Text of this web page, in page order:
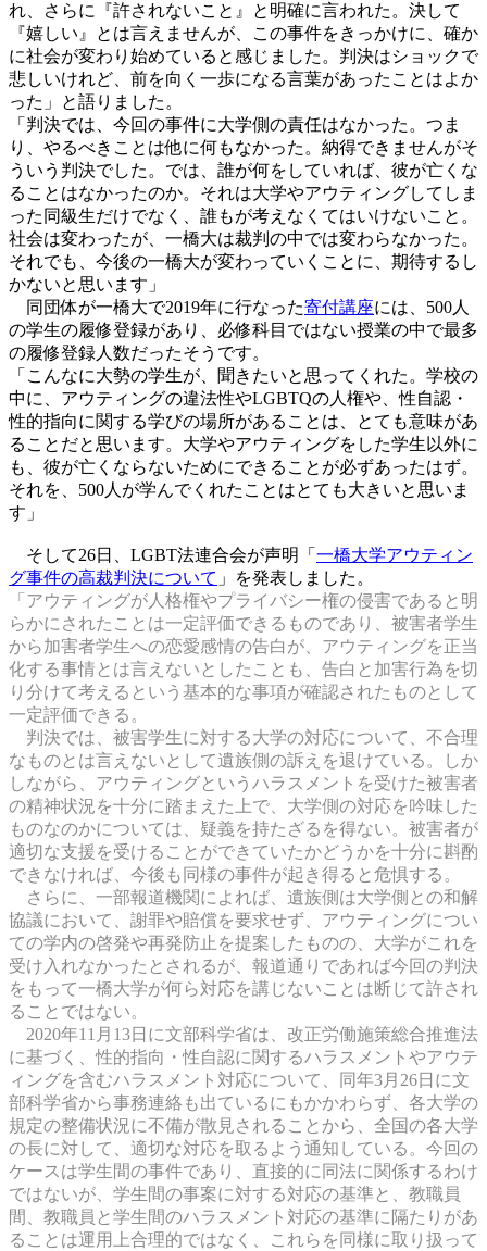
れ、さらに『許されないこと』と明確に言われた。決して
『嬉しい』とは言えませんが、この事件をきっかけに、確か
に社会が変わり始めていると感じました。判決はショックで
悲しいけれど、前を向く一歩になる言葉があったことはよか
った」と語りました。
「判決では、今回の事件に大学側の責任はなかった。つま
り、やるべきことは他に何もなかった。納得できませんがそ
ういう判決でした。では、誰が何をしていれば、彼が亡くな
ることはなかったのか。それは大学やアウティングしてしま
った同級生だけでなく、誰もが考えなくてはいけないこと。
社会は変わったが、一橋大は裁判の中では変わらなかった。
それでも、今後の一橋大が変わっていくことに、期待するし
かないと思います」
同団体が一橋大で2019年に行なった寄付講座には、500人
の学生の履修登録があり、必修科目ではない授業の中で最多
の履修登録人数だったそうです。
「こんなに大勢の学生が、聞きたいと思ってくれた。学校の
中に、アウティングの違法性やLGBTQの人権や、性自認・
性的指向に関する学びの場所があることは、とても意味があ
ることだと思います。大学やアウティングをした学生以外に
も、彼が亡くならないためにできることが必ずあったはず。
それを、500人が学んでくれたことはとても大きいと思いま
す」
そして26日、LGBT法連合会が声明「 一橋大学アウティン
グ事件の高裁判決について 」を発表しました。
「アウティングが人格権やプライバシー権の侵害であると明
らかにされたことは一定評価できるものであり、被害者学生
から加害者学生への恋愛感情の告白が、アウティングを正当
化する事情とは言えないとしたことも、告白と加害行為を切
り分けて考えるという基本的な事項が確認されたものとして
一定評価できる。
判決では、被害学生に対する大学の対応について、不合理
なものとは言えないとして遺族側の訴えを退けている。しか
しながら、アウティングというハラスメントを受けた被害者
の精神状況を十分に踏まえた上で、大学側の対応を吟味した
ものなのかについては、疑義を持たざるを得ない。被害者が
適切な支援を受けることができていたかどうかを十分に斟酌
できなければ、今後も同様の事件が起き得ると危惧する。
さらに、一部報道機関によれば、遺族側は大学側との和解
協議において、謝罪や賠償を要求せず、アウティングについ
ての学内の啓発や再発防止を提案したものの、大学がこれを
受け入れなかったとされるが、報道通りであれば今回の判決
をもって一橋大学が何ら対応を講じないことは断じて許され
ることではない。
2020年11月13日に文部科学省は、改正労働施策総合推進法
に基づく、性的指向・性自認に関するハラスメントやアウテ
ィングを含むハラスメント対応について、同年3月26日に文
部科学省から事務連絡も出ているにもかかわらず、各大学の
規定の整備状況に不備が散見されることから、全国の各大学
の長に対して、適切な対応を取るよう通知している。今回の
ケースは学生間の事件であり、直接的に同法に関係するわけ
ではないが、学生間の事案に対する対応の基準と、教職員
間、教職員と学生間のハラスメント対応の基準に隔たりがあ
ることは運用上合理的ではなく、これらを同様に取り扱って